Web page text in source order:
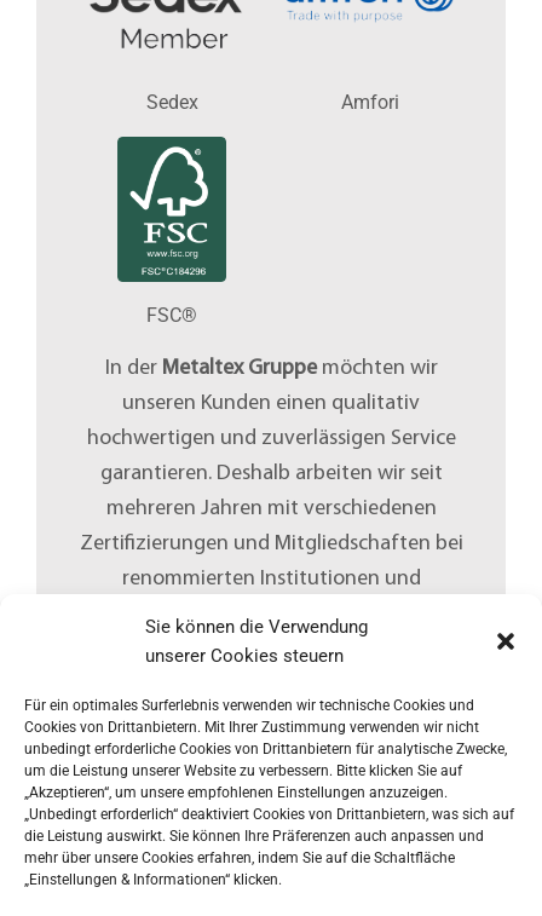
Sie können die Verwendung
unserer Cookies steuern
Für ein optimales Surferlebnis verwenden wir technische Cookies und
Cookies von Drittanbietern. Mit Ihrer Zustimmung verwenden wir nicht
unbedingt erforderliche Cookies von Drittanbietern für analytische Zwecke,
um die Leistung unserer Website zu verbessern. Bitte klicken Sie auf
„Akzeptieren“, um unsere empfohlenen Einstellungen anzuzeigen.
„Unbedingt erforderlich“ deaktiviert Cookies von Drittanbietern, was sich auf
die Leistung auswirkt. Sie können Ihre Präferenzen auch anpassen und
mehr über unsere Cookies erfahren, indem Sie auf die Schaltfläche
„Einstellungen & Informationen“ klicken.
FSC®
Sedex Amfori
In der Metaltex Gruppemöchten wir
unseren Kunden einen qualitativ
hochwertigen und zuverlässigen Service
garantieren. Deshalb arbeiten wir seit
mehreren Jahren mit verschiedenen
Zertifizierungen und Mitgliedschaften bei
renommierten Institutionen und
Organisationen.